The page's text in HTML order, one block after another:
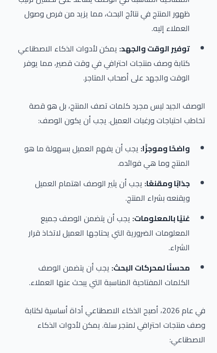
ظهور المنتج في نتائج البحث، مما يزيد من فرص وصول
العملاء إليه.
توفير الوقت والجهد: يمكن لأدوات الذكاء الاصطناعي
كتابة وصف منتجات احترافي في وقت قصير، مما يوفر
الوقت والجهد على أصحاب المتاجر.
الوصف الجيد ليس مجرد كلمات تصف المنتج، بل هو قصة
تخاطب احتياجات ورغبات العميل. يجب أن يكون الوصف:
واضحًا وموجزًا: يجب أن يفهم العميل بسهولة ما هو
المنتج وما هي فوائده.
جذابًا ومقنعًا: يجب أن يثير الوصف اهتمام العميل
ويقنعه بشراء المنتج.
غنيًا بالمعلومات: يجب أن يتضمن الوصف جميع
المعلومات الضرورية التي يحتاجها العميل لاتخاذ قرار
الشراء.
محسنًا لمحركات البحث: يجب أن يتضمن الوصف
الكلمات المفتاحية المناسبة التي يبحث عنها العملاء.
في عام 2026، أصبح الذكاء الاصطناعي أداة أساسية لكتابة
وصف منتجات احترافي لمتجر سلة. يمكن لأدوات الذكاء
الاصطناعي: